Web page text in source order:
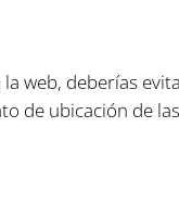
la web, deberías
de ubicación de